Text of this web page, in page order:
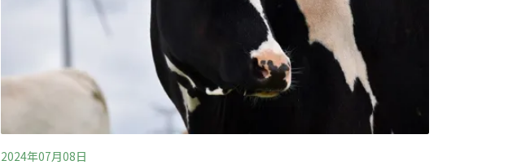
2024年07月08日